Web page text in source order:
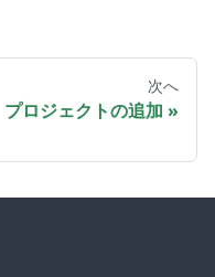
次へ
プロジェクトの追加